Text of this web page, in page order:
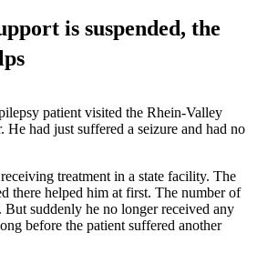
is suspended, the
patient visited the Rhein-Valley
He had just suffered a seizure and had no
treatment in a state facility. The
there helped him at first. The number of
But suddenly he no longer received any
before the patient suffered another